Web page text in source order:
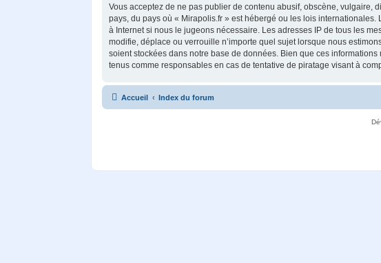
Vous acceptez de ne pas publier de contenu abusif, obscène, vulgaire,
pays, du pays où « Mirapolis.fr » est hébergé ou les lois
à Internet si nous le jugeons nécessaire. Les adresses IP de tous les
modifie, déplace ou verrouille n’importe quel sujet lorsque nous
soient stockées dans notre base de données. Bien que ces
tenus comme responsables en cas de tentative de piratage visant à
Accueil Index du forum